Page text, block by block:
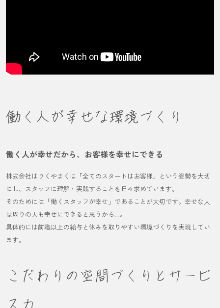
働く人が幸せな環境づくり
働く人が幸せだから、お客様を幸せにできる
株式会社はりくやまくは「全てのスタートはお客様」という姿勢を大切
にし、スタッフに理解・実践することを日々求めています。
そのためには「働くスタッフが幸せ」であることが大切です。幸せな人
は周りの人も幸せにできると思うから…。
具体的には前職以上の給与と休みを取りやすい環境づくりを実現してい
ます。
こだわりの空間づくりとサービ
ス力